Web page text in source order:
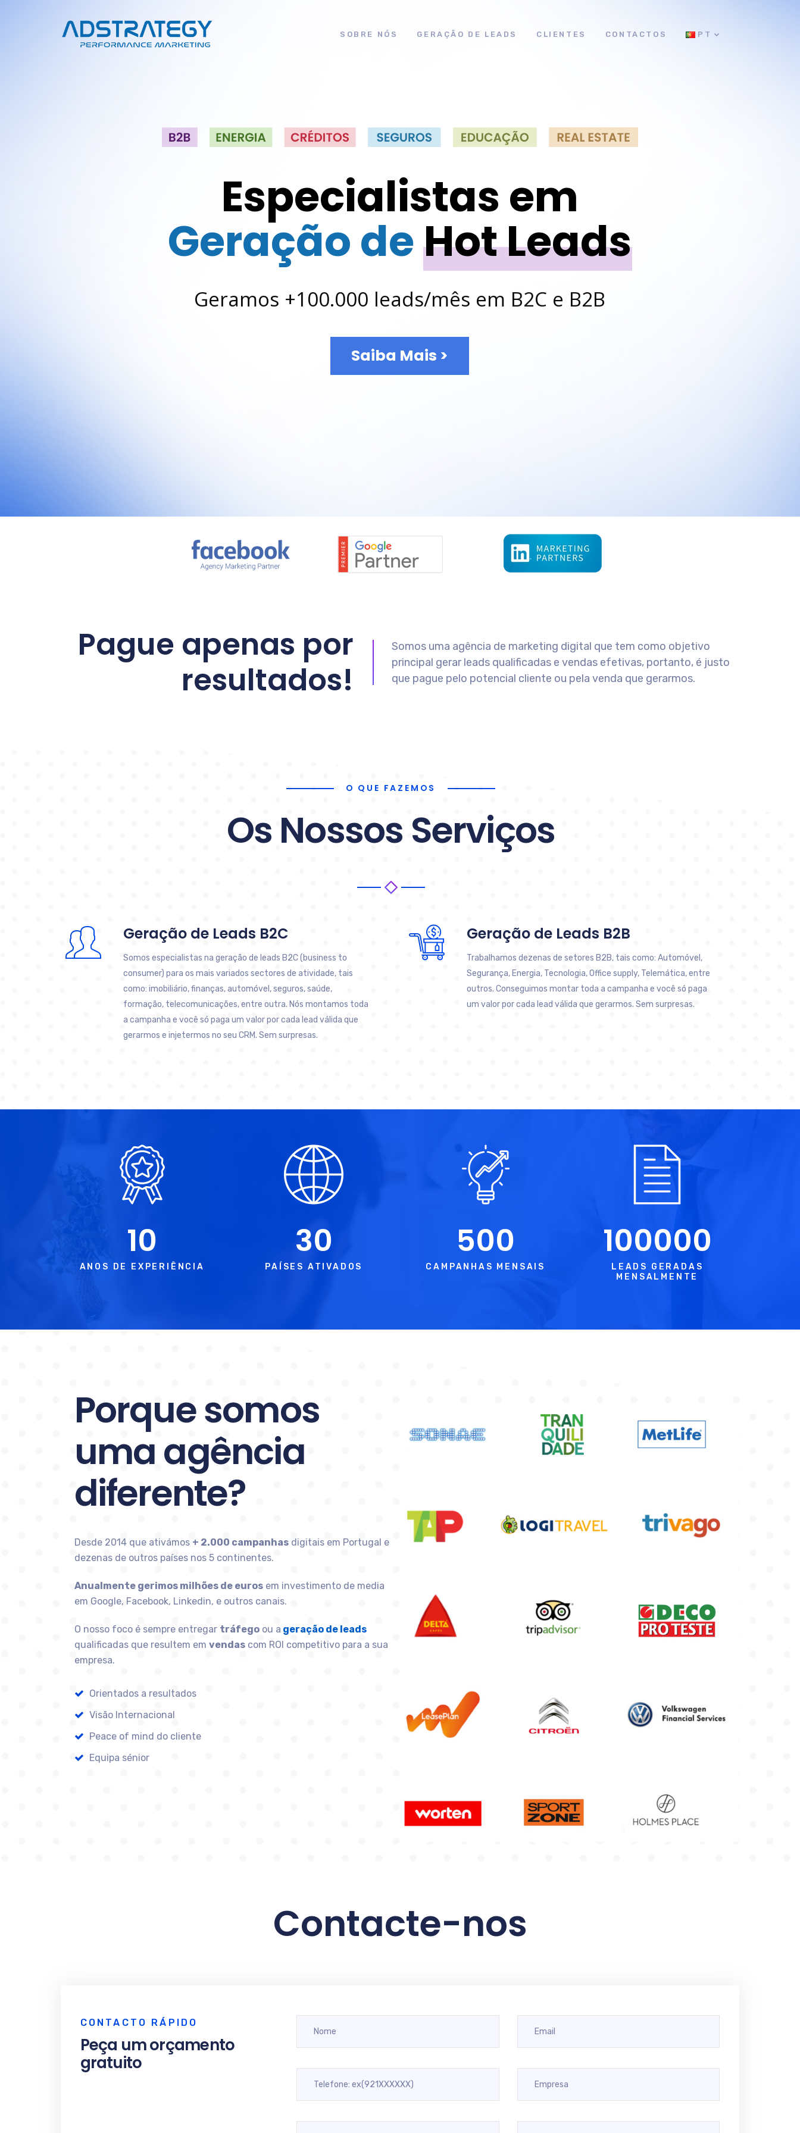
SOBRE NÓS GERAÇÃO DE LEADS CLIENTES CONTACTOS PT
Geração deHot Leads
Saiba Mais >
Especialistas em
Geramos +100.000 leads/mês em B2C e B2B
Pague apenas por
resultados!
Somos uma agência de marketing digital que tem como objetivo
principal gerar leads qualificadas e vendas efetivas, portanto, é justo
que pague pelo potencial cliente ou pela venda que gerarmos.
O QUE FAZEMOS
Os Nossos Serviços
Geração de Leads B2C
Somos especialistas na geração de leads B2C (business to
consumer) para os mais variados sectores de atividade, tais
como: imobiliário, finanças, automóvel, seguros, saúde,
formação, telecomunicações, entre outra. Nós montamos toda
a campanha e você só paga um valor por cada lead válida que
gerarmos e injetermos no seu CRM. Sem surpresas.
Geração de Leads B2B
Trabalhamos dezenas de setores B2B, tais como: Automóvel,
Segurança, Energia, Tecnologia, Office supply, Telemática, entre
outros. Conseguimos montar toda a campanha e você só paga
um valor por cada lead válida que gerarmos. Sem surpresas.
10
ANOS DE EXPERIÊNCIA
30
PAÍSES ATIVADOS
500
CAMPANHAS MENSAIS
100000
LEADS GERADAS
MENSALMENTE
Porque somos
uma agência
diferente?
Desde 2014 que ativámos + 2.000 campanhasdigitais em Portugal e
dezenas de outros países nos 5 continentes.
Anualmente gerimos milhões de eurosem investimento de media
em Google, Facebook, Linkedin, e outros canais.
O nosso foco é sempre entregar tráfegoou a geração de leads
qualificadas que resultem em vendascom ROI competitivo para a sua
empresa.
Orientados a resultados
Visão Internacional
Peace of mind do cliente
Equipa sénior
Contacte-nos
CONTACTO RÁPIDO
Peça um orçamento
gratuito